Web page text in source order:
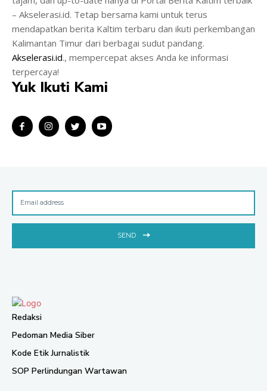
– Akselerasi.id. Tetap bersama kami untuk terus
mendapatkan berita Kaltim terbaru dan ikuti perkembangan
Kalimantan Timur dari berbagai sudut pandang.
Akselerasi.id., mempercepat akses Anda ke informasi
terpercaya!
Yuk Ikuti Kami
SEND
Redaksi
Pedoman Media Siber
Kode Etik Jurnalistik
SOP Perlindungan Wartawan